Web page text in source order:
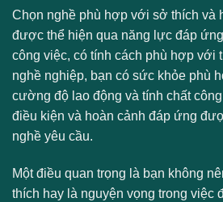
Chọn nghề phù hợp với sở thích và
được thể hiện qua năng lực đáp
công việc, có tính cách phù hợp với
nghề nghiệp, bạn có sức khỏe phù
cường độ lao động và tính chất
điều kiện và hoàn cảnh đáp ứng
nghề yêu cầu.
Một điều quan trọng là bạn không
thích hay là nguyện vọng trong việc